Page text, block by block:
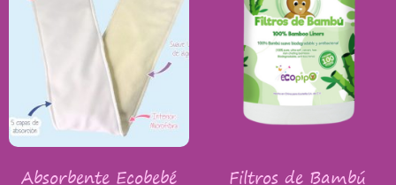
Absorbente Ecobebé Filtros de Bambú